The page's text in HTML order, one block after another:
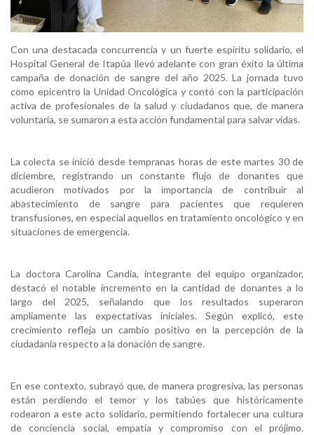
Con una destacada concurrencia y un fuerte espíritu solidario, el
Hospital General de Itapúa llevó adelante con gran éxito la última
campaña de donación de sangre del año 2025. La jornada tuvo
como epicentro la Unidad Oncológica y contó con la participación
activa de profesionales de la salud y ciudadanos que, de manera
voluntaria, se sumaron a esta acción fundamental para salvar vidas.
La colecta se inició desde tempranas horas de este martes 30 de
diciembre, registrando un constante flujo de donantes que
acudieron motivados por la importancia de contribuir al
abastecimiento de sangre para pacientes que requieren
transfusiones, en especial aquellos en tratamiento oncológico y en
situaciones de emergencia.
La doctora Carolina Candia, integrante del equipo organizador,
destacó el notable incremento en la cantidad de donantes a lo
largo del 2025, señalando que los resultados superaron
ampliamente las expectativas iniciales. Según explicó, este
crecimiento refleja un cambio positivo en la percepción de la
ciudadanía respecto a la donación de sangre.
En ese contexto, subrayó que, de manera progresiva, las personas
están perdiendo el temor y los tabúes que históricamente
rodearon a este acto solidario, permitiendo fortalecer una cultura
de conciencia social, empatía y compromiso con el prójimo.